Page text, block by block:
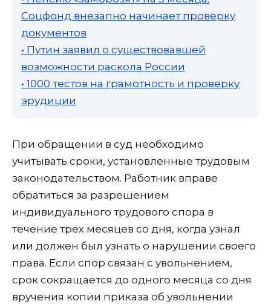
Соцфонд внезапно начинает проверку
документов
• Путин заявил о существовавшей
возможности раскола России
• 1000 тестов на грамотность и проверку
эрудиции
При обращении в суд необходимо
учитывать сроки, установленные трудовым
законодательством. Работник вправе
обратиться за разрешением
индивидуального трудового спора в
течение трех месяцев со дня, когда узнал
или должен был узнать о нарушении своего
права. Если спор связан с увольнением,
срок сокращается до одного месяца со дня
вручения копии приказа об увольнении